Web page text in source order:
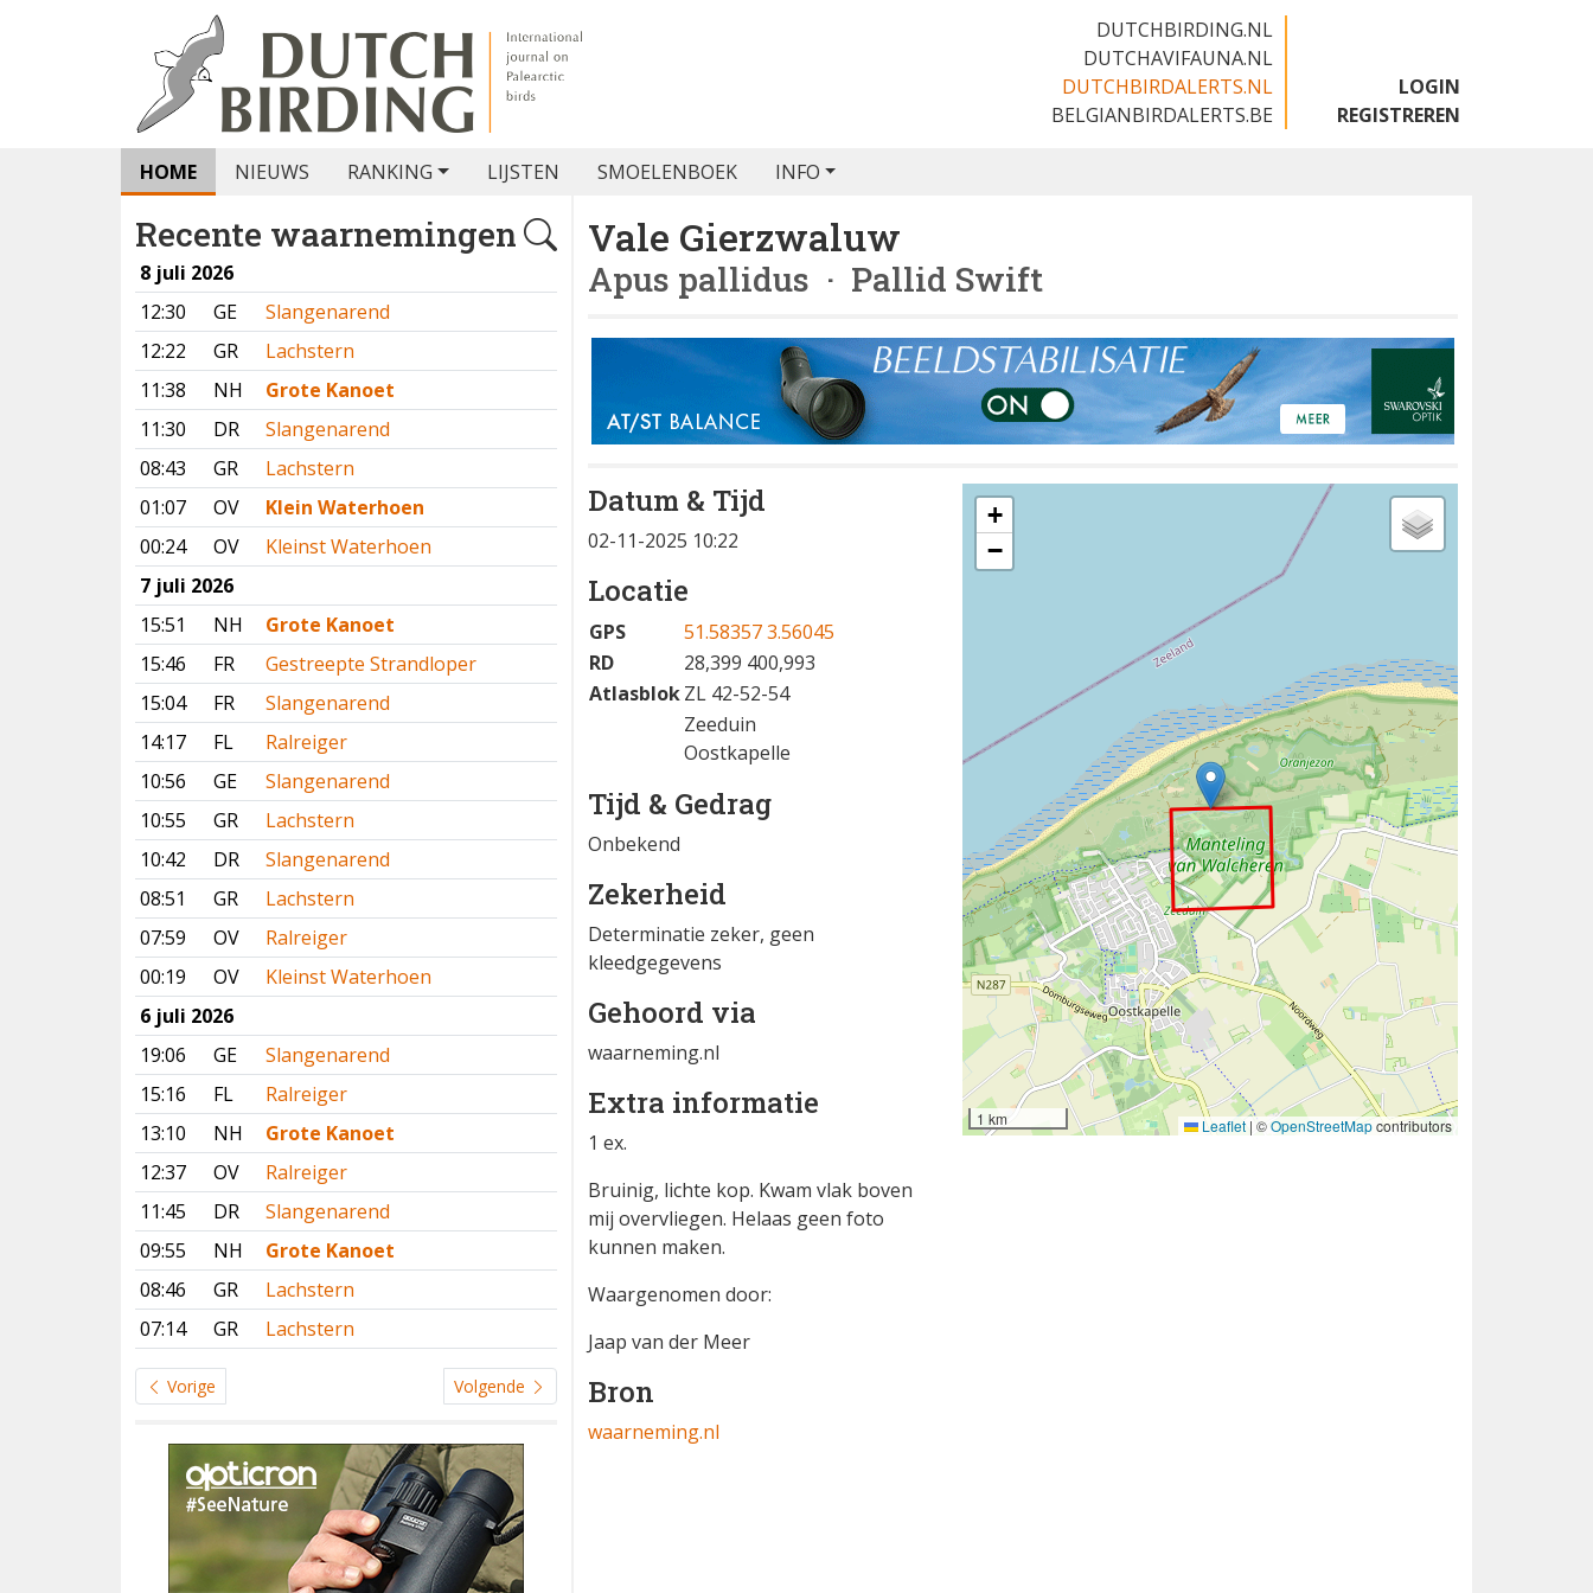
DUTCHBIRDING.NL
DUTCHAVIFAUNA.NL
DUTCHBIRDALERTS.NL
BELGIANBIRDALERTS.BE
LOGIN
REGISTREREN
HOME NIEUWS RANKING LIJSTEN SMOELENBOEK INFO
Recente waarnemingen
8 juli 2026
12:30
GE
Slangenarend
12:22
GR
Lachstern
11:38
NH
Grote Kanoet
11:30
DR
Slangenarend
08:43
GR
Lachstern
01:07
OV
Klein Waterhoen
00:24
OV
Kleinst Waterhoen
7 juli 2026
15:51
NH
Grote Kanoet
15:46
FR
Gestreepte Strandloper
15:04
FR
Slangenarend
14:17
FL
Ralreiger
10:56
GE
Slangenarend
10:55
GR
Lachstern
10:42
DR
Slangenarend
08:51
GR
Lachstern
07:59
OV
Ralreiger
00:19
OV
Kleinst Waterhoen
6 juli 2026
19:06
GE
Slangenarend
15:16
FL
Ralreiger
13:10
NH
Grote Kanoet
12:37
OV
Ralreiger
11:45
DR
Slangenarend
09:55
NH
Grote Kanoet
08:46
GR
Lachstern
07:14
GR Lachstern
Vorige Volgende
Vale Gierzwaluw
Apus pallidus · Pallid Swift
Datum & Tijd
02-11-2025 10:22
Locatie
GPS
51.58357 3.56045
RD
28,399 400,993
AtlasblokZL 42-52-54
Zeeduin
Oostkapelle
Tijd & Gedrag
Onbekend
Zekerheid
Determinatie zeker, geen
kleedgegevens
Gehoord via
waarneming.nl
Extra informatie
1 ex.
Bruinig, lichte kop. Kwam vlak boven
mij overvliegen. Helaas geen foto
kunnen maken.
Waargenomen door:
Jaap van der Meer
Bron
waarneming.nl
+
−
1 km Leaflet | ©OpenStreetMapcontributors